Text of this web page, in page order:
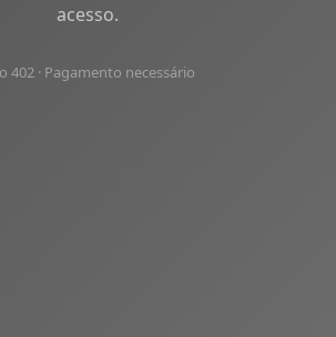
acesso.
402 · Pagamento necessário